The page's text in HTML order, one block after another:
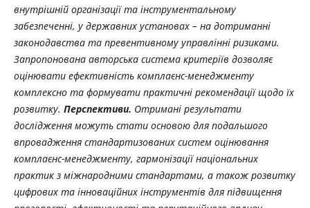
внутрішній організації та інструментальному
забезпеченні, у державних установах – на дотриманні
законодавства та превентивному управлінні ризиками.
Запропонована авторська система критеріїв дозволяє
оцінювати ефективність комплаєнс-менеджменту
комплексно та формувати практичні рекомендації щодо їх
розвитку. Перспективи. Отримані результати
дослідження можуть стати основою для подальшого
впровадження стандартизованих систем оцінювання
комплаєнс-менеджменту, гармонізації національних
практик з міжнародними стандартами, а також розвитку
цифрових та інноваційних інструментів для підвищення